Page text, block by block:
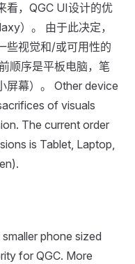
看，QGC UI设计的优
）。 由于此决定，
些视觉和/或可用性的
顺序是平板电脑，笔
屏幕）。 Other device
of visuals
The current order
is Tablet, Laptop,
phone sized
for QGC. More